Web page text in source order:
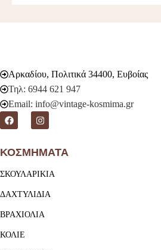
Αρκαδίου, Πολιτικά 34400, Ευβοίας
Τηλ: 6944 621 947
Email: info@vintage-kosmima.gr
ΚΟΣΜΗΜΑΤΑ
ΣΚΟΥΛΑΡΙΚΙΑ
ΔΑΧΤΥΛΙΔΙΑ
ΒΡΑΧΙΟΛΙΑ
ΚΟΛΙΕ